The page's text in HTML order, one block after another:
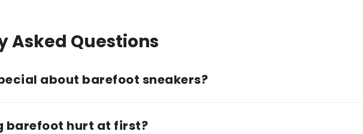
Asked Questions
about barefoot sneakers?
barefoot hurt at first?